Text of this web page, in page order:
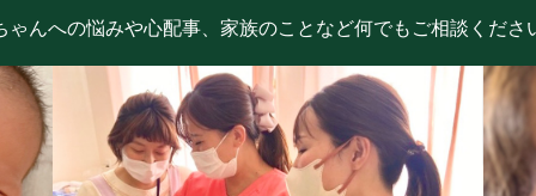
ゃんへの悩みや心配事、家族のことなど何でもご相談くださ